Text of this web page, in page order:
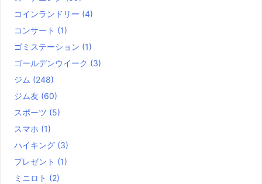
コインランドリー (4)
コンサート (1)
ゴミステーション (1)
ゴールデンウイーク (3)
ジム (248)
ジム友 (60)
スポーツ (5)
スマホ (1)
ハイキング (3)
プレゼント (1)
ミニロト (2)